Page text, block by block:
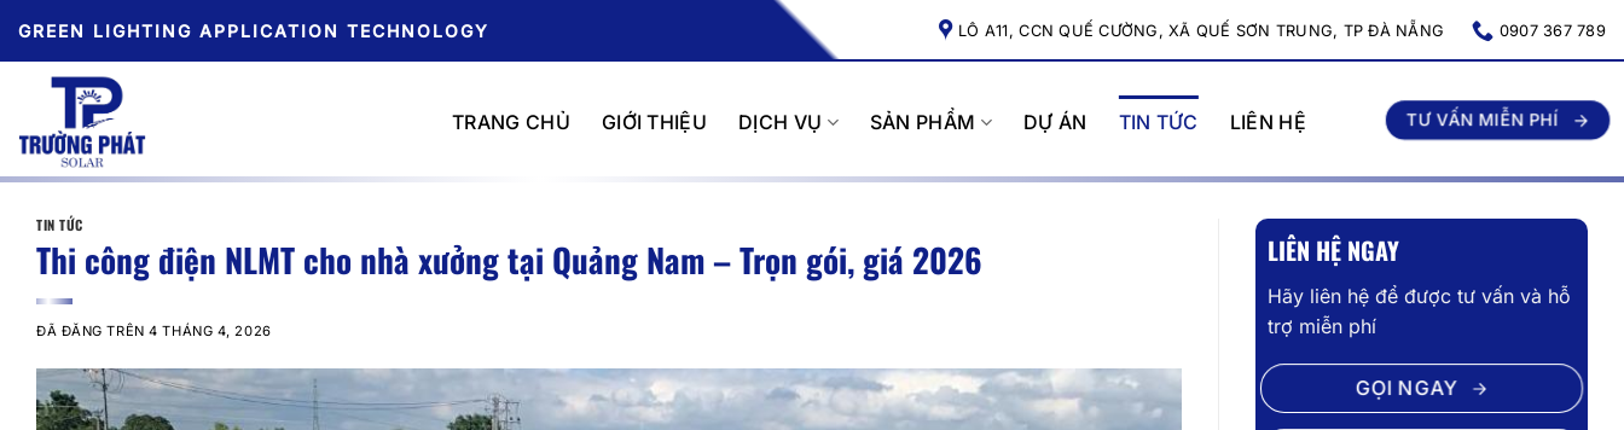
đến
GREEN LIGHTING APPLICATION TECHNOLOGY LÔ A11, CCN QUẾ CƯỜNG, XÃ QUẾ SƠN TRUNG, TP ĐÀ NẴNG 0907 367 789
TRANG CHỦ GIỚI THIỆU DỊCH VỤ SẢN PHẨM DỰ ÁN TIN TỨC LIÊN HỆ TƯ VẤN MIỄN PHÍ
TIN TỨC
Thi công điện NLMT cho nhà xưởng tại Quảng Nam – Trọn gói, giá 2026
ĐÃ ĐĂNG TRÊN4 THÁNG 4, 2026
LIÊN HỆ NGAY
Hãy liên hệ để được tư vấn và hỗ
trợ miễn phí
GỌI NGAY